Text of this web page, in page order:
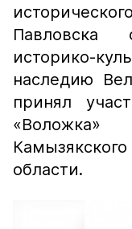
Павловска
историко-
наследию
принял
области.